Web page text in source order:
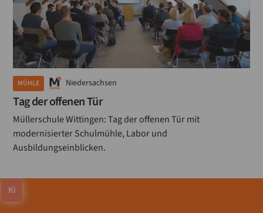
MÜHLE Niedersachsen
Tag der offenen Tür
Müllerschule Wittingen: Tag der offenen Tür mit
modernisierter Schulmühle, Labor und
Ausbildungseinblicken.
Ki